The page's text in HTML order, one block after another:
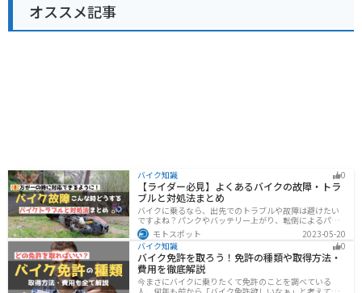
オススメ記事
バイク知識 0
【ライダー必見】よくあるバイクの故障・トラ
ブルと対処法まとめ
バイクに乗るなら、出先でのトラブルや故障は避けたい
ですよね？パンクやバッテリー上がり、転倒によるパー
ツの破損、鍵紛失などよくあるトラブルと対処法を徹底
的にまとめました！実際に遭遇しなくても対処法を知
り、事前に準備しておくようにしましょう。
モトスポット
2023-05-20
バイク知識
0
バイク免許を取ろう！免許の種類や取得方法・
費用を徹底解説
今まさにバイクに乗りたくて免許のことを調べている